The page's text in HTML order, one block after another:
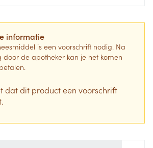
informatie
is een voorschrift nodig. Na
door de apotheker kan je het komen
dat dit product een voorschrift